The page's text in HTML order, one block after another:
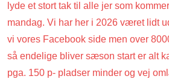
lyde et stort tak til alle jer som
mandag. Vi har her i 2026 været lidt
vi vores Facebook side men over
så endelige bliver sæson start er alt
pga. 150 p- pladser minder og vej